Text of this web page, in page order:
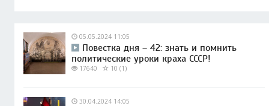
05.05.2024 11:05
Повестка дня – 42: знать и помнить
политические уроки краха СССР!
17640 10 (1)
30.04.2024 14:05